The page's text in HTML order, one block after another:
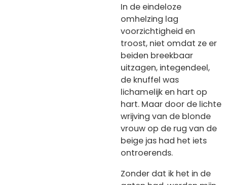
In de eindeloze
omhelzing lag
voorzichtigheid en
troost, niet omdat ze er
beiden breekbaar
uitzagen, integendeel,
de knuffel was
lichamelijk en hart op
hart. Maar door de lichte
wrijving van de blonde
vrouw op de rug van de
beige jas had het iets
ontroerends.
Zonder dat ik het in de